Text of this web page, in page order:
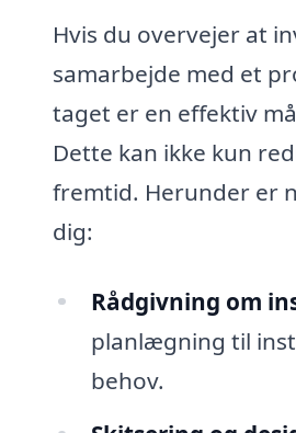
Hvis du overvejer at
samarbejde med et
taget er en effektiv
Dette kan ikke kun
fremtid. Herunder er
dig:
Rådgivning om
planlægning til
behov.